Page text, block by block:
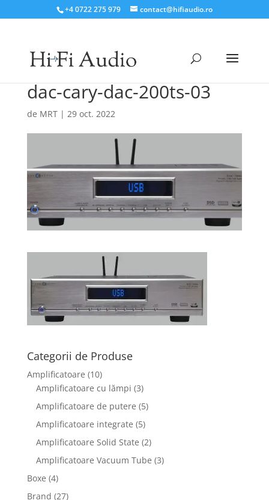
+4 0722 275 979 contact@hifiaudio.ro
dac-cary-dac-200ts-03
de MRT| 29 oct. 2022
Categorii de Produse
Amplificatoare (10)
Amplificatoare cu lămpi (3)
Amplificatoare de putere (5)
Amplificatoare integrate (5)
Amplificatoare Solid State (2)
Amplificatoare Vacuum Tube (3)
Boxe (4)
Brand (27)